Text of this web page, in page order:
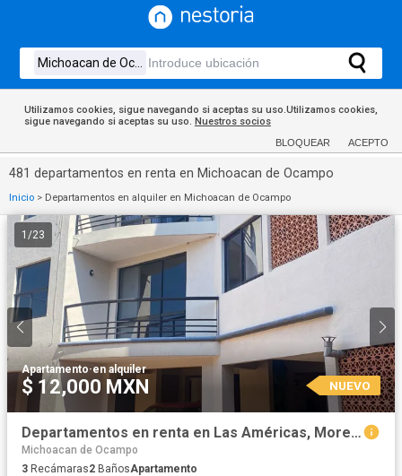
Utilizamos cookies, sigue navegando si aceptas su uso.Utilizamos cookies,
sigue navegando si aceptas su uso. Nuestros socios
BLOQUEAR ACEPTO
481 departamentos en renta en Michoacan de Ocampo
Inicio > Departamentos en alquiler en Michoacan de Ocampo
1 /23
Apartamento·en alquiler
$ 12,000 MXN NUEVO
Departamentos en renta en Las Américas, Morelia | Planta Baja y Planta Alta
Michoacan de Ocampo
3 Recámaras2 BañosApartamento